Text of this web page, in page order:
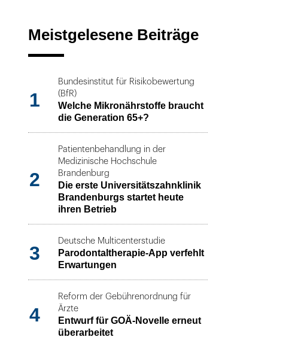
Meistgelesene Beiträge
1
Bundesinstitut für Risikobewertung
(BfR)
Welche Mikronährstoffe braucht
die Generation 65+?
2
Patientenbehandlung in der
Medizinische Hochschule
Brandenburg
Die erste Universitätszahnklinik
Brandenburgs startet heute
ihren Betrieb
3
Deutsche Multicenterstudie
Parodontaltherapie-App verfehlt
Erwartungen
4
Reform der Gebührenordnung für
Ärzte
Entwurf für GOÄ-Novelle erneut
überarbeitet